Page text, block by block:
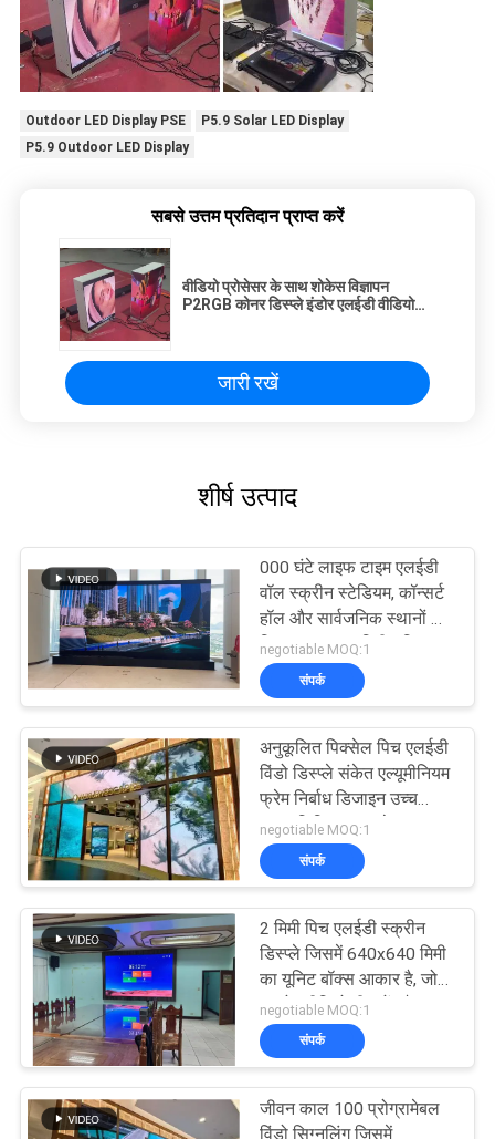
Outdoor LED Display PSE
P5.9 Solar LED Display
P5.9 Outdoor LED Display
सबसे उत्तम प्रतिदान प्राप्त करें
वीडियो प्रोसेसर के साथ शोकेस विज्ञापन
P2RGB कोनर डिस्प्ले इंडोर एलईडी वीडियो
जारी रखें
शीर्ष उत्पाद
000 घंटे लाइफ टाइम एलईडी
वॉल स्क्रीन स्टेडियम, कॉन्सर्ट
हॉल और सार्वजनिक स्थानों के
लिए 640x640 मिमी यूनिट
बॉक्स आकार का प्रदर्शन
प्रदान करता है
negotiable MOQ:1
संपर्क
अनुकूलित पिक्सेल पिच एलईडी
विंडो डिस्प्ले संकेत एल्यूमीनियम
फ्रेम निर्बाध डिजाइन उच्च
चमक डिजिटल साइनेज
समाधान
negotiable MOQ:1
संपर्क
2 मिमी पिच एलईडी स्क्रीन
डिस्प्ले जिसमें 640x640 मिमी
का यूनिट बॉक्स आकार है, जो
इनडोर वीडियो दीवारों और
सूचना डिस्प्ले के लिए एकदम
सही है
negotiable MOQ:1
संपर्क
जीवन काल 100 प्रोग्रामेबल
विंडो सिग्नलिंग जिसमें